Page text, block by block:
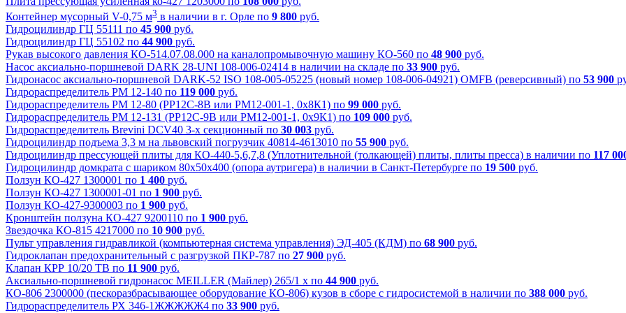
Контейнер мусорный V-0,75 м3 в наличии в г. Орле по 9 800 руб.
Гидроцилиндр ГЦ 55111 по 45 900 руб.
Гидроцилиндр ГЦ 55102 по 44 900 руб.
Рукав высокого давления КО-514.07.08.000 на каналопромывочную машину КО-560 по 48 900 руб.
Насос аксиально-поршневой DARK 28-UNI 108-006-02414 в наличии на складе по 33 900 руб.
Гидронасос аксиально-поршневой DARK-52 ISO 108-005-05225 (новый номер 108-006-04921) OMFB (реверсивный) по 53 900
Гидрораспределитель РМ 12-140 по 119 000 руб.
Гидрораспределитель РМ 12-80 (РР12С-8В или РМ12-001-1, 0х8К1) по 99 000 руб.
Гидрораспределитель РМ 12-131 (РР12С-9В или РМ12-001-1, 0х9К1) по 109 000 руб.
Гидрораспределитель Brevini DCV40 3-х секционный по 30 003 руб.
Гидроцилиндр подъема 3,3 м на львовский погрузчик 40814-4613010 по 55 900 руб.
Гидроцилиндр прессующей плиты для КО-440-5,6,7,8 (Уплотнительной (толкающей) плиты, плиты пресса) в наличии по 117
Гидроцилиндр домкрата с шариком 80х50х400 (опора аутригера) в наличии в Санкт-Петербурге по 19 500 руб.
Ползун КО-427 1300001 по 1 400 руб.
Ползун КО-427 1300001-01 по 1 900 руб.
Ползун КО-427-9300003 по 1 900 руб.
Кронштейн ползуна КО-427 9200110 по 1 900 руб.
Звездочка КО-815 4217000 по 10 900 руб.
Пульт управления гидравликой (компьютерная система управления) ЭД-405 (КДМ) по 68 900 руб.
Гидроклапан предохранительный с разгрузкой ПКР-787 по 27 900 руб.
Клапан КРР 10/20 ТВ по 11 900 руб.
Аксиально-поршневой гидронасос MEILLER (Майлер) 265/1 х по 44 900 руб.
КО-806 2300000 (пескоразбрасывающее оборудование КО-806) кузов в сборе с гидросистемой в наличии по 388 000 руб.
Гидрораспределитель РХ 346-1ЖЖЖЖЖ4 по 33 900 руб.